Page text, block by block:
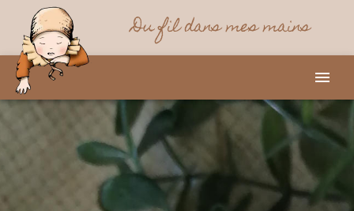
Du fil dans mes mains